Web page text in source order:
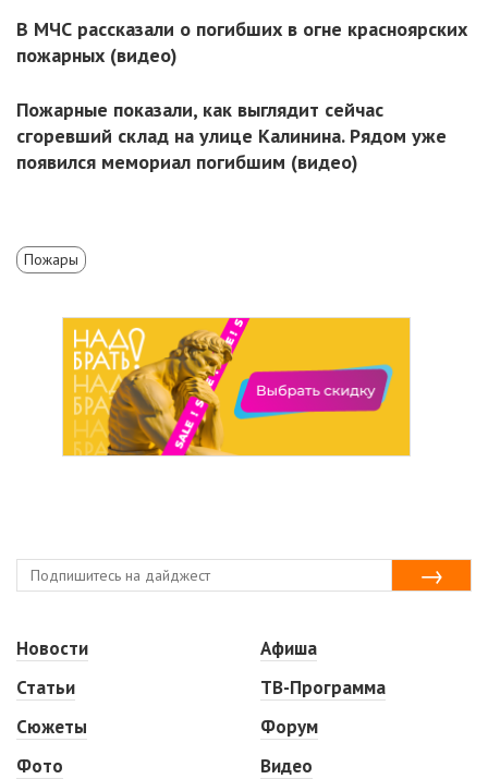
В МЧС рассказали о погибших в огне красноярских
пожарных (видео)
Пожарные показали, как выглядит сейчас
сгоревший склад на улице Калинина. Рядом уже
появился мемориал погибшим (видео)
Пожары
Новости
Статьи
Сюжеты
Фото
Афиша
ТВ-Программа
Форум
Видео